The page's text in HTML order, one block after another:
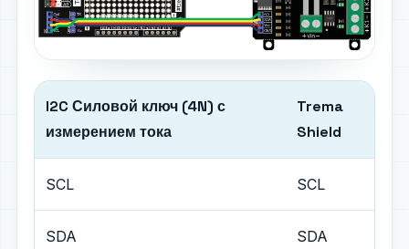
I2C Силовой ключ (4N) с
измерением тока
Trema
Shield
SCL SCL
SDA SDA